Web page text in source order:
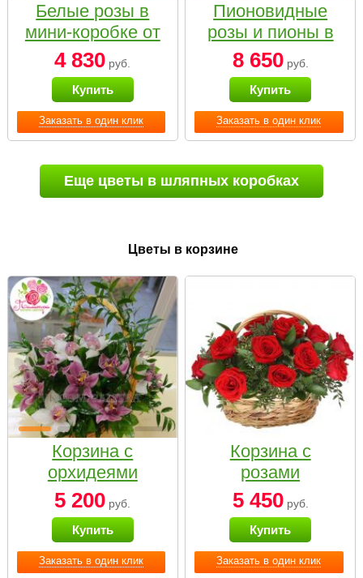
Заказать в один клик
Белые розы в
мини-коробке от
Bella Fiori
4 830 руб.
Купить
Заказать в один клик
Пионовидные
розы и пионы в
белой коробке
Small
8 650руб.
Купить
Еще цветы в шляпных коробках
Цветы в корзине
Заказать в один клик
Корзина с
орхидеями
малая
5 200 руб.
Купить
Заказать в один клик
Корзина с
розами
«Красный
Париж»
5 450руб.
Купить